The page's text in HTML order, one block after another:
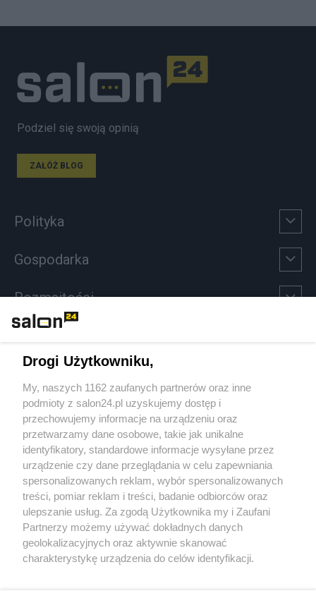
Podziel się swoją opinią
ZAŁÓŻ BLOG
Polityka
Gospodarka
Rozmaitości
Sport
Społeczeństwo
Kultura
X Facebook Instagram Youtube
Drogi Użytkowniku,
My, naszych 1162 zaufanych partnerów oraz inne
podmioty z salon24.pl uzyskujemy dostęp i
przechowujemy informacje na urządzeniu oraz
przetwarzamy dane osobowe, takie jak unikalne
identyfikatory, standardowe informacje wysyłane przez
urządzenie czy dane przeglądania w celu zapewniania
spersonalizowanych reklam, wybór spersonalizowanych
treści, pomiar reklam i treści, badanie odbiorców oraz
ulepszanie usług. Za zgodą Użytkownika my i Zaufani
Partnerzy możemy używać dokładnych danych
geolokalizacyjnych oraz aktywnie skanować
charakterystykę urządzenia do celów identyfikacji.